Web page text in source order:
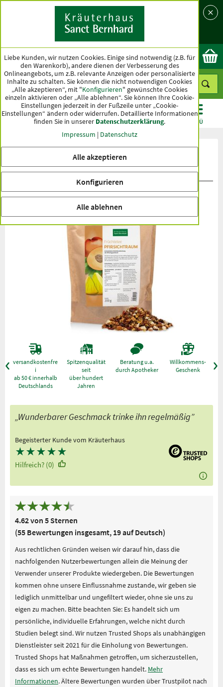
Land
Ok
KATEGORIEN ANGEBOTE TOPSELLER MENÜ
Produktbewertungen Früchtetee
Pfirsichtraum
versandkostenfre
i
ab 50 € innerhalb
Deutschlands
Spitzenqualität
seit
über hundert
Jahren
Beratung u.a.
durch Apotheker
Willkommens-
Geschenk
„Wunderbarer Geschmack trinke ihn regelmäßig”
Begeisterter Kunde vom Kräuterhaus
★★★★★
Hilfreich? (0)
4.62 von 5 Sternen
(55 Bewertungen insgesamt, 19 auf Deutsch)
Aus rechtlichen Gründen weisen wir darauf hin, dass die
nachfolgenden Nutzerbewertungen allein die Meinung der
Verwender unserer Produkte wiedergeben. Die Bewertungen
kommen ohne unsere Einflussnahme zustande, wir geben sie
lediglich unmittelbar und ungefiltert wieder, ohne sie uns zu
eigen zu machen. Bitte beachten Sie: Es handelt sich um
persönliche, individuelle Erfahrungen, welche nicht durch
Studien belegt sind. Wir nutzen Trusted Shops als unabhängigen
Dienstleister seit 2021 für die Einholung von Bewertungen.
Trusted Shops hat Maßnahmen getroffen, um sicherzustellen,
dass es sich um echte Bewertungen handelt. Mehr
Informationen. Ältere Bewertungen wurden über Trustpilot nach
Liebe Kunden, wir nutzen Cookies. Einige sind notwendig (z.B. für
den Warenkorb), andere dienen der Verbesserung des
Onlineangebots, um z.B. relevante Anzeigen oder personalisierte
Inhalte zu schalten. Sie können die nicht notwendigen Cookies
„Alle akzeptieren“, mit "Konfigurieren" gewünschte Cookies
einzeln aktivieren oder „Alle ablehnen“. Sie können Ihre Cookie-
Einstellungen jederzeit in der Fußzeile unter „Cookie-
Einstellungen“ ändern oder widerrufen. Detaillierte Informationen
finden Sie in unserer Datenschutzerklärung.
Impressum | Datenschutz
Alle akzeptieren
Konfigurieren
Alle ablehnen